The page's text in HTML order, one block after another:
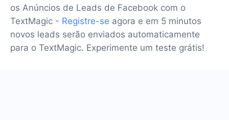
os Anúncios de Leads de Facebook com o
TextMagic - Registre-se agora e em 5 minutos
novos leads serão enviados automaticamente
para o TextMagic. Experimente um teste grátis!